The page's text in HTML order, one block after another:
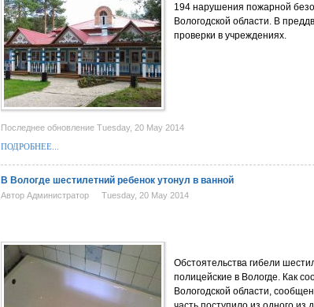
194 нарушения пожарной
Вологодской области. В
проверки в учреждениях.
Последнее обновление Tuesday, 20 May 2014
ПОДРОБНЕЕ...
В Вологде шестилетний ребенок утонул в ванной
Автор Администратор Tuesday, 20 May 2014
Обстоятельства гибели
полицейские в Вологде. Как
Вологодской области,